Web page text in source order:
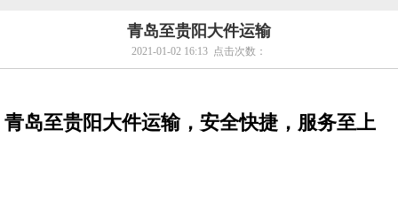
青岛至贵阳大件运输
2021-01-02 16:13 点击次数：
青岛至贵阳大件运输，安全快捷，服务至上